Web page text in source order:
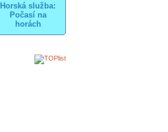
Horská služba:
Počasí na
horách